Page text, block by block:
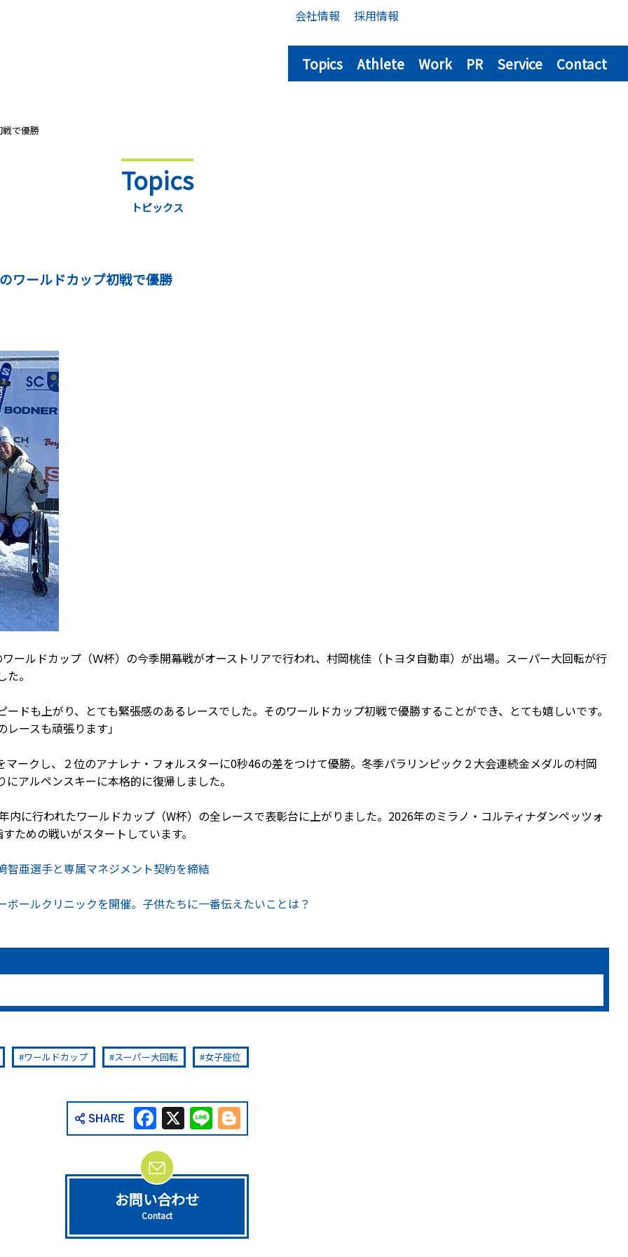
会社情報 採用情報
Topics Athlete Work PR Service Contact
で優勝
Topics
トピックス
ワールドカップ初戦で優勝
ールドカップ（Ｗ杯）の今季開幕戦がオーストリアで行われ、村岡桃佳（トヨタ自動車）が出場。スーパー大回転が行
。
ドも上がり、とても緊張感のあるレースでした。そのワールドカップ初戦で優勝することができ、とても嬉しいです。
ースも頑張ります」
ークし、２位のアナレナ・フォルスターに0秒46の差をつけて優勝。冬季パラリンピック２大会連続金メダルの村岡
アルペンスキーに本格的に復帰しました。
内に行われたワールドカップ（W杯）の全レースで表彰台に上がりました。2026年のミラノ・コルティナダンペッツォ
ための戦いがスタートしています。
智亜選手と専属マネジメント契約を締結
ボールクリニックを開催。子供たちに一番伝えたいことは？
ワールドカップ スーパー大回転 女子座位
Facebook
X LineBlogger
お問い合わせ
Contact